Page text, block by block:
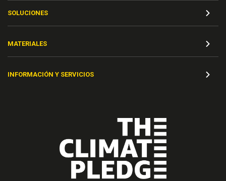
SOLUCIONES
MATERIALES
INFORMACIÓN Y SERVICIOS